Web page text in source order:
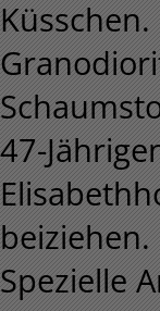
47-
beiziehen.
Spezielle